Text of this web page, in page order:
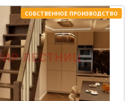
СОБСТВЕННОЕ ПРОИЗВОДСТВО